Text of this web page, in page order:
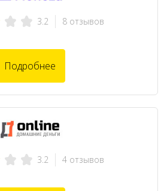
3.2 8 отзывов
Подробнее
3.2 4 отзывов